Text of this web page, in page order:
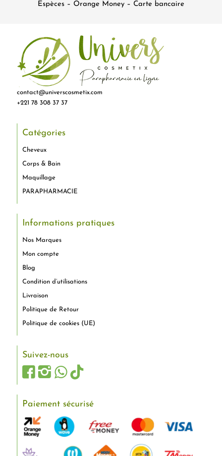
Espèces – Orange Money – Carte bancaire
contact@universcosmetix.com
+221 78 308 37 37
Catégories
Cheveux
Corps & Bain
Maquillage
PARAPHARMACIE
Informations pratiques
Nos Marques
Mon compte
Blog
Condition d’utilisations
Livraison
Politique de Retour
Politique de cookies (UE)
Suivez-nous
Paiement sécurisé